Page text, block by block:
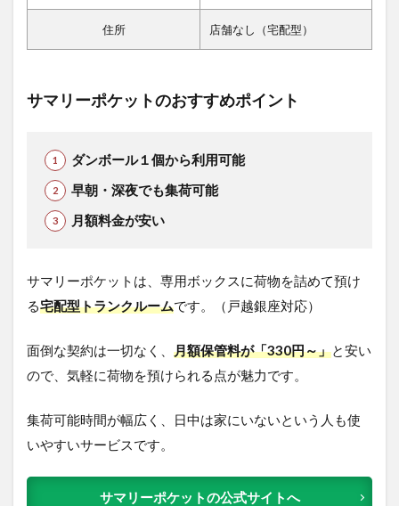
住所 店舗なし（宅配型）
サマリーポケットのおすすめポイント
ダンボール１個から利用可能
早朝・深夜でも集荷可能
月額料金が安い
サマリーポケットは、専用ボックスに荷物を詰めて預け
る宅配型トランクルームです。（戸越銀座対応）
面倒な契約は一切なく、 月額保管料が「330円～」と安い
ので、気軽に荷物を預けられる点が魅力です。
集荷可能時間が幅広く、日中は家にいないという人も使
いやすいサービスです。
サマリーポケットの公式サイトへ